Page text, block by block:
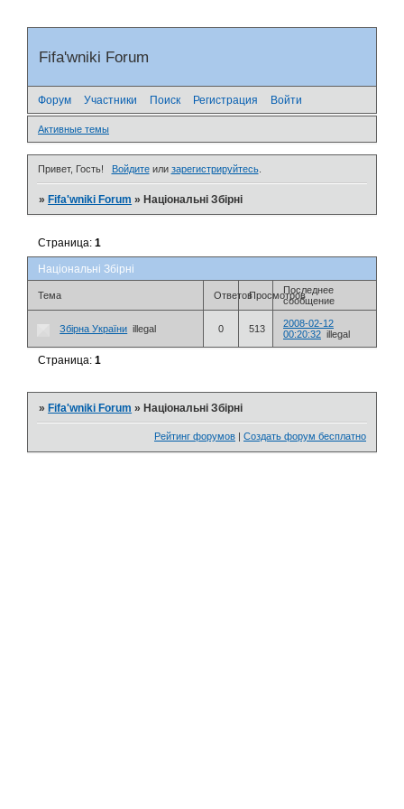
Fifa'wniki Forum
Форум Участники Поиск Регистрация Войти
Активные темы
Привет, Гость! Войдитеили зарегистрируйтесь.
»Fifa'wniki Forum »Національні Збірні
Національні Збірні
Страница:1
Тема ОтветовПросмотровПоследнее
сообщение
Збірна України illegal 0 513
2008-02-12
00:20:32 illegal
Страница:1
»Fifa'wniki Forum »Національні Збірні
Рейтинг форумов Создать форум бесплатно